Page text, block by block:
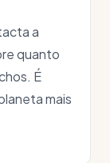
a
quanto
É
mais